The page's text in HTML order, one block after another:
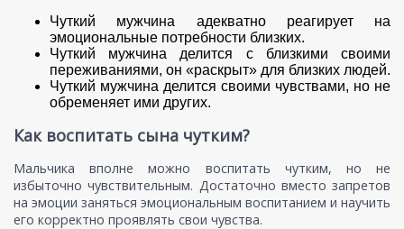
Чуткий мужчина адекватно реагирует на
эмоциональные потребности близких.
Чуткий мужчина делится с близкими своими
переживаниями, он «раскрыт» для близких людей.
Чуткий мужчина делится своими чувствами, но не
обременяет ими других.
Как воспитать сына чутким?
Мальчика вполне можно воспитать чутким, но не
избыточно чувствительным. Достаточно вместо запретов
на эмоции заняться эмоциональным воспитанием и научить
его корректно проявлять свои чувства.